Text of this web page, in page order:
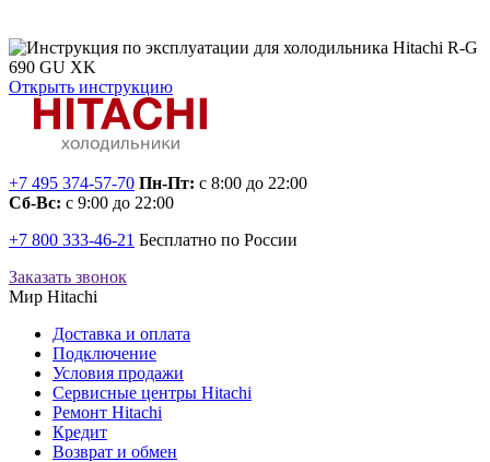
Открыть инструкцию
+7 495 374-57-70 Пн-Пт: с 8:00 до 22:00
Сб-Вс: с 9:00 до 22:00
+7 800 333-46-21 Бесплатно по России
Заказать звонок
Мир Hitachi
Доставка и оплата
Подключение
Условия продажи
Сервисные центры Hitachi
Ремонт Hitachi
Кредит
Возврат и обмен